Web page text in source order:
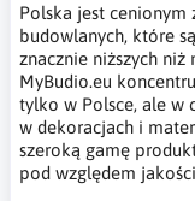
Polska jest cenionym
budowlanych, które
znacznie niższych niż
MyBudio.eu
tylko w Polsce, ale w
w dekoracjach i
szeroką gamę
pod względem